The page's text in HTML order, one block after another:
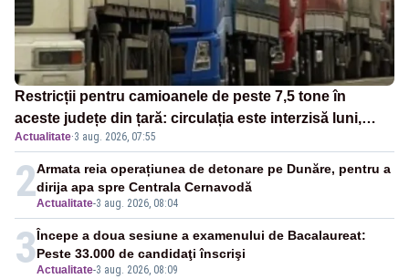
Restricții pentru camioanele de peste 7,5 tone în
aceste județe din țară: circulația este interzisă luni,
între orele 12:00 și 20:00
Actualitate·3 aug. 2026, 07:55
2Actualitate-3 aug. 2026, 08:04
Armata reia operațiunea de detonare pe Dunăre, pentru a
dirija apa spre Centrala Cernavodă
3Actualitate-3 aug. 2026, 08:09
Începe a doua sesiune a examenului de Bacalaureat:
Peste 33.000 de candidaţi înscrişi